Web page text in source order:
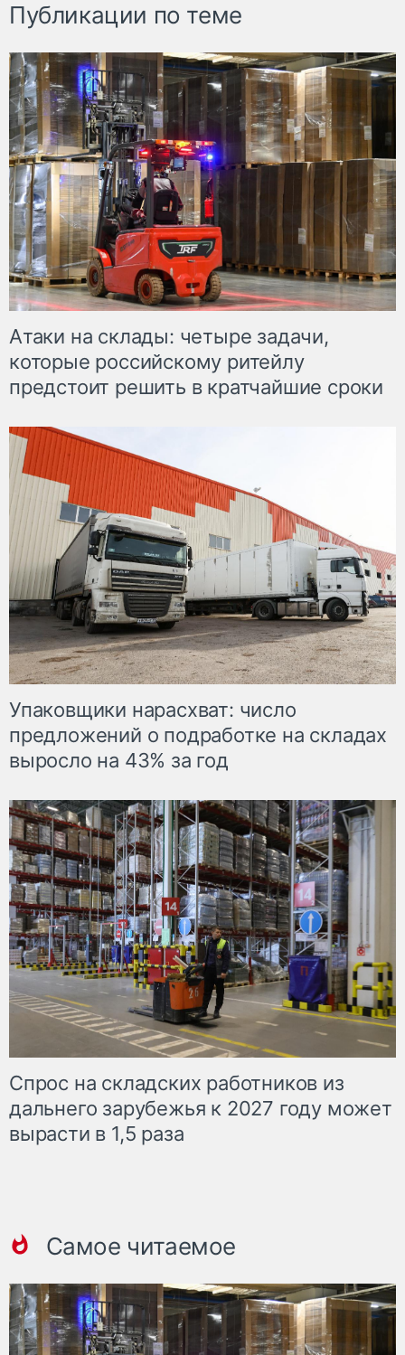
Публикации по теме
Атаки на склады: четыре задачи,
которые российскому ритейлу
предстоит решить в кратчайшие сроки
Упаковщики нарасхват: число
предложений о подработке на складах
выросло на 43% за год
Спрос на складских работников из
дальнего зарубежья к 2027 году может
вырасти в 1,5 раза
Самое читаемое